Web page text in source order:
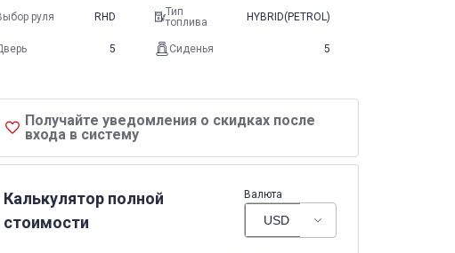
Получайте уведомления о скидках после
входа в систему
Калькулятор полной
стоимости
Валюта
руля RHD
Тип
топлива
HYBRID(PETROL)
5 Сиденья 5